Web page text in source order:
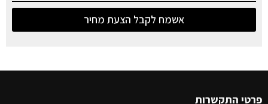
אשמח לקבל הצעת מחיר
פרטי התקשרות